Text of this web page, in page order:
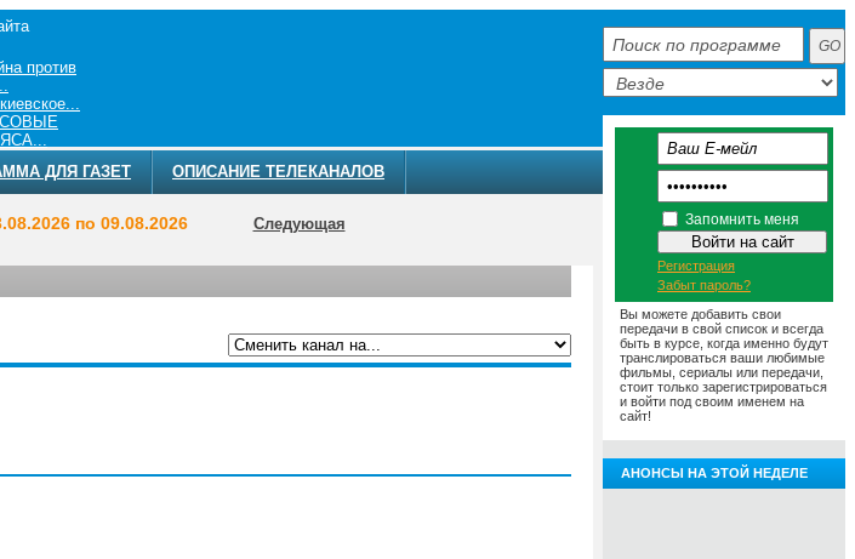
против
ДЛЯ ГАЗЕТ ОПИСАНИЕ ТЕЛЕКАНАЛОВ
по 09.08.2026 Следующая Запомнить меня
Регистрация
Забыт пароль?
Вы можете добавить свои
передачи в свой список и всегда
быть в курсе, когда именно будут
транслироваться ваши любимые
фильмы, сериалы или передачи,
стоит только зарегистрироваться
и войти под своим именем на
сайт!
АНОНСЫ НА ЭТОЙ НЕДЕЛЕ